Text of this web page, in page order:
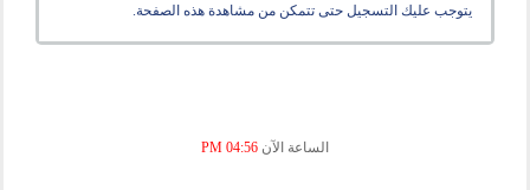
يتوجب عليك التسجيل حتى تتمكن من مشاهدة هذه الصفحة.
الساعة الآن 04:56 PM